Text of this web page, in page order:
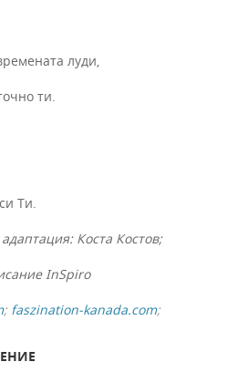
луди,
ти.
Ти.
Коста Костов;
InSpiro
; faszination-kanada.com;